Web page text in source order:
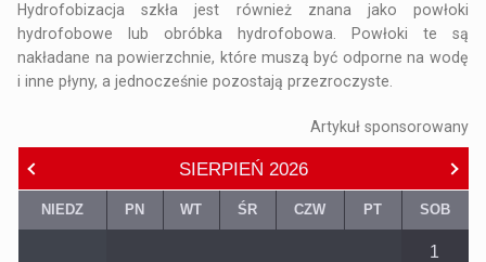
Hydrofobizacja szkła jest również znana jako powłoki
hydrofobowe lub obróbka hydrofobowa. Powłoki te są
nakładane na powierzchnie, które muszą być odporne na wodę
i inne płyny, a jednocześnie pozostają przezroczyste.
Artykuł sponsorowany
SIERPIEŃ 2026
NIEDZ PN WT ŚR CZW PT SOB
1